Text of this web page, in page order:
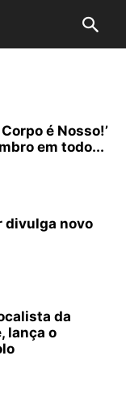
é Nosso!’
em todo...
divulga novo
da
lança o